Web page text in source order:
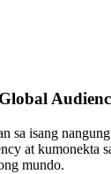
sa isang
at kumonekta
mundo.